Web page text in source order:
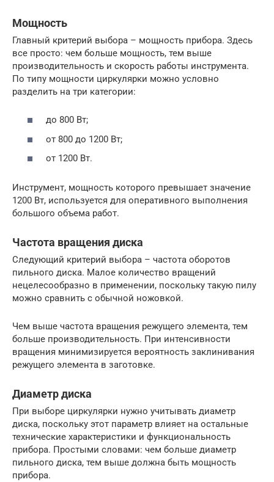
Мощность
Главный критерий выбора – мощность прибора. Здесь
все просто: чем больше мощность, тем выше
производительность и скорость работы инструмента.
По типу мощности циркулярки можно условно
разделить на три категории:
до 800 Вт;
от 800 до 1200 Вт;
от 1200 Вт.
Инструмент, мощность которого превышает значение
1200 Вт, используется для оперативного выполнения
большого объема работ.
Частота вращения диска
Следующий критерий выбора – частота оборотов
пильного диска. Малое количество вращений
нецелесообразно в применении, поскольку такую пилу
можно сравнить с обычной ножовкой.
Чем выше частота вращения режущего элемента, тем
больше производительность. При интенсивности
вращения минимизируется вероятность заклинивания
режущего элемента в заготовке.
Диаметр диска
При выборе циркулярки нужно учитывать диаметр
диска, поскольку этот параметр влияет на остальные
технические характеристики и функциональность
прибора. Простыми словами: чем больше диаметр
пильного диска, тем выше должна быть мощность
прибора.